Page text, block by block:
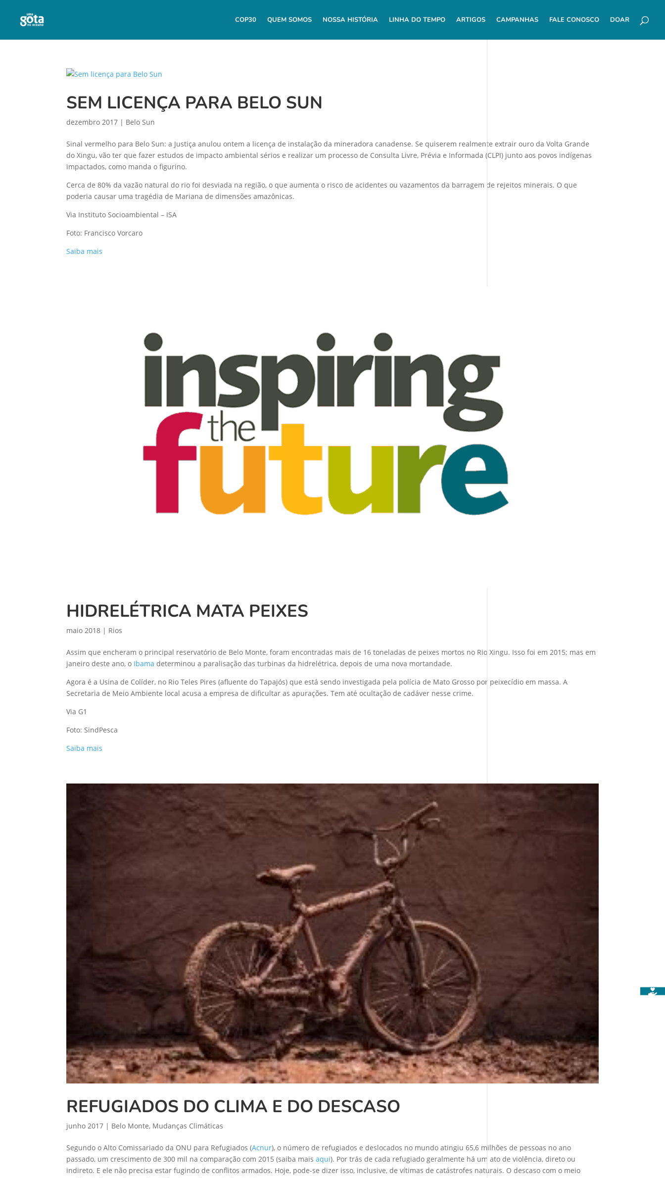
COP30 QUEM SOMOS NOSSA HISTÓRIA LINHA DO TEMPO ARTIGOS CAMPANHAS FALE CONOSCO DOAR
SEM LICENÇA PARA BELO SUN
dezembro 2017 | Belo Sun
Sinal vermelho para Belo Sun: a Justiça anulou ontem a licença de instalação da mineradora canadense. Se quiserem realmente extrair ouro da Volta Grande
do Xingu, vão ter que fazer estudos de impacto ambiental sérios e realizar um processo de Consulta Livre, Prévia e Informada (CLPI) junto aos povos indígenas
impactados, como manda o figurino.
Cerca de 80% da vazão natural do rio foi desviada na região, o que aumenta o risco de acidentes ou vazamentos da barragem de rejeitos minerais. O que
poderia causar uma tragédia de Mariana de dimensões amazônicas.
Via Instituto Socioambiental – ISA
Foto: Francisco Vorcaro
Saiba mais
HIDRELÉTRICA MATA PEIXES
maio 2018 | Rios
Assim que encheram o principal reservatório de Belo Monte, foram encontradas mais de 16 toneladas de peixes mortos no Rio Xingu. Isso foi em 2015; mas em
janeiro deste ano, o Ibama determinou a paralisação das turbinas da hidrelétrica, depois de uma nova mortandade.
Agora é a Usina de Colíder, no Rio Teles Pires (afluente do Tapajós) que está sendo investigada pela polícia de Mato Grosso por peixecídio em massa. A
Secretaria de Meio Ambiente local acusa a empresa de dificultar as apurações. Tem até ocultação de cadáver nesse crime.
Via G1
Foto: SindPesca
Saiba mais
REFUGIADOS DO CLIMA E DO DESCASO
junho 2017 | Belo Monte, Mudanças Climáticas
Segundo o Alto Comissariado da ONU para Refugiados (Acnur), o número de refugiados e deslocados no mundo atingiu 65,6 milhões de pessoas no ano
passado, um crescimento de 300 mil na comparação com 2015 (saiba maisaqui). Por trás de cada refugiado geralmente há um ato de violência, direto ou
indireto. E ele não precisa estar fugindo de conflitos armados. Hoje, pode-se dizer isso, inclusive, de vítimas de catástrofes naturais. O descaso com o meio